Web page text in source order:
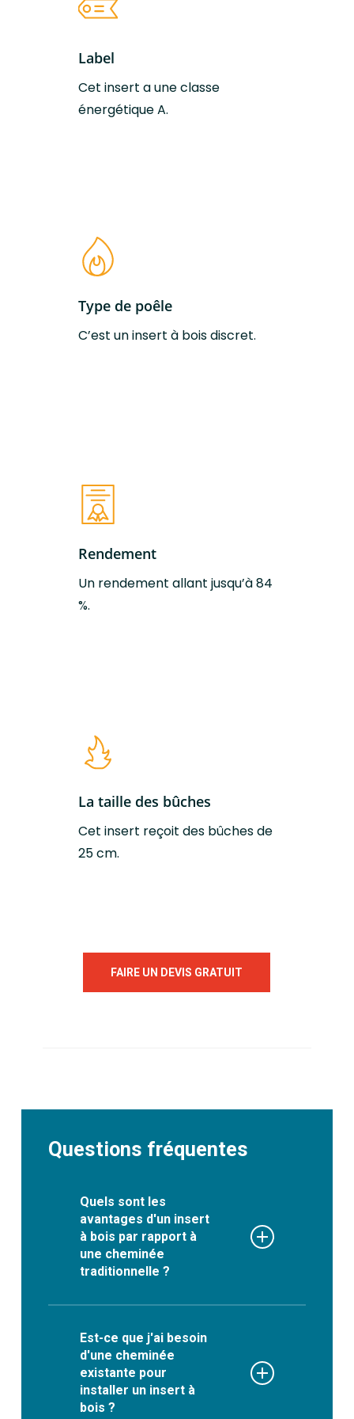
Dimensions (L-H-
48,1x 57,8 x 34,5 cm
Taille des bûches
chauffe max
isolation)
Conduit aspiration
Conduit expulsion
Classe efficacité
Label
Cet insert a une classe
énergétique A.
Type de poêle
C’est un insert à bois discret.
Rendement
Un rendement allant jusqu’à 84
%.
La taille des bûches
Cet insert reçoit des bûches de
25 cm.
FAIRE UN DEVIS GRATUIT
Questions fréquentes
Quels sont les
avantages d'un insert
à bois par rapport à
une cheminée
traditionnelle ?
bois par rapport à une
cheminée traditionnelle sont
les suivants :
Est-ce que j'ai besoin
d'une cheminée
existante pour
installer un insert à
bois ?